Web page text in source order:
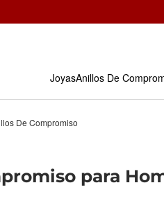
JoyasAnillos De
De Compromiso
para